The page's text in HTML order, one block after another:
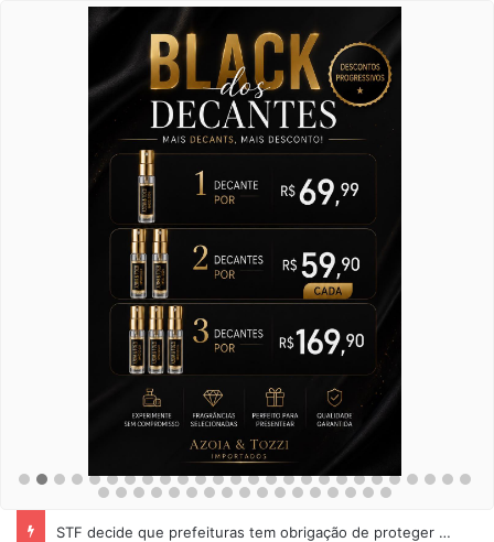
STF decide que prefeituras tem obrigação de proteger cães e gatos abandonados